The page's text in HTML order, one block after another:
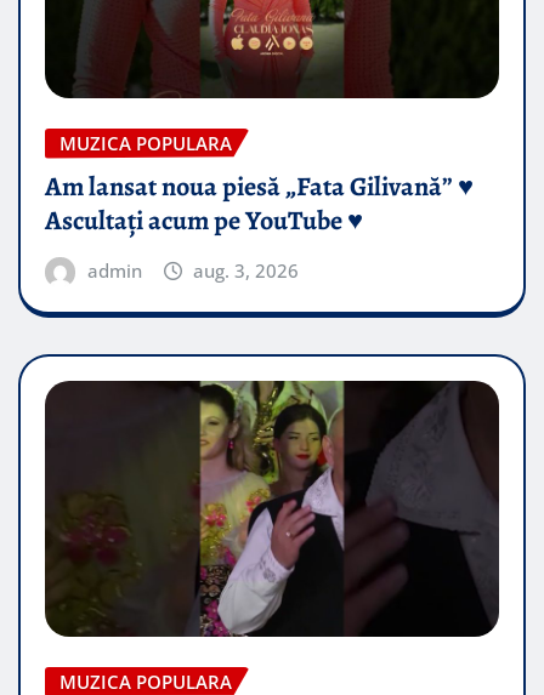
MUZICA POPULARA
Am lansat noua piesă „Fata Gilivană” ♥️
Ascultați acum pe YouTube ♥️
admin aug. 3, 2026
MUZICA POPULARA